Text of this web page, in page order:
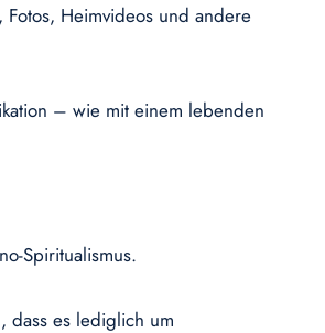
Heimvideos und andere
– wie mit einem lebenden
Spiritualismus.
dass es lediglich um